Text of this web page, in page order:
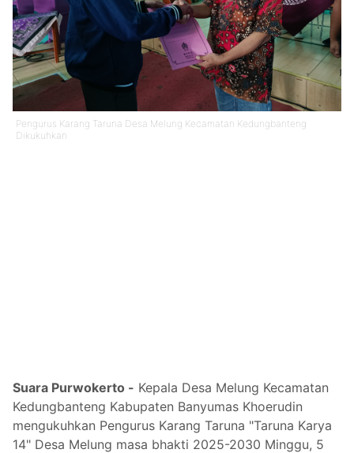
Pengurus Karang Taruna Desa Melung Kecamatan Kedungbanteng
Dikukuhkan
Suara Purwokerto - Kepala Desa Melung Kecamatan
Kedungbanteng Kabupaten Banyumas Khoerudin
mengukuhkan Pengurus Karang Taruna "Taruna Karya
14" Desa Melung masa bhakti 2025-2030 Minggu, 5